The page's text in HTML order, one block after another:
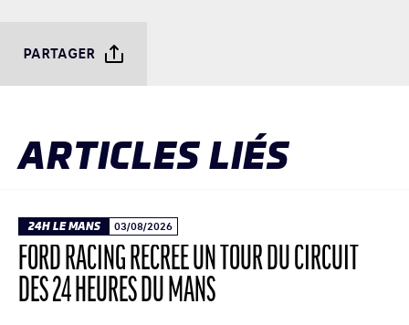
PARTAGER
ARTICLES LIÉS
24H LE MANS 03/08/2026
FORD RACING RECRÉE UN TOUR DU CIRCUIT
DES 24 HEURES DU MANS